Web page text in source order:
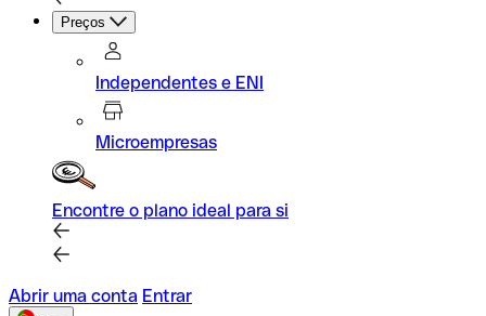
Preços
Independentes e ENI
Microempresas
Encontre o plano ideal para si
Abrir uma conta Entrar